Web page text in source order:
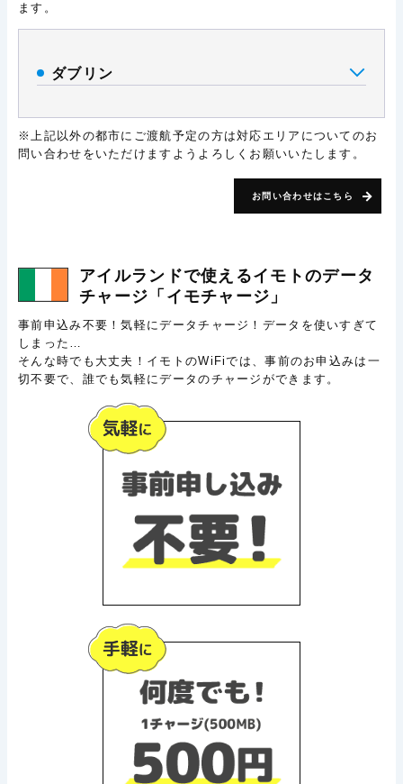
ます。
ダブリン
※上記以外の都市にご渡航予定の方は対応エリアについてのお
問い合わせをいただけますようよろしくお願いいたします。
お問い合わせはこちら
アイルランドで使えるイモトのデータ
チャージ 「イモチャージ」
事前申込み不要！気軽にデータチャージ！データを使いすぎて
しまった…
そんな時でも大丈夫！イモトのWiFiでは、事前のお申込みは一
切不要で、誰でも気軽にデータのチャージができます。